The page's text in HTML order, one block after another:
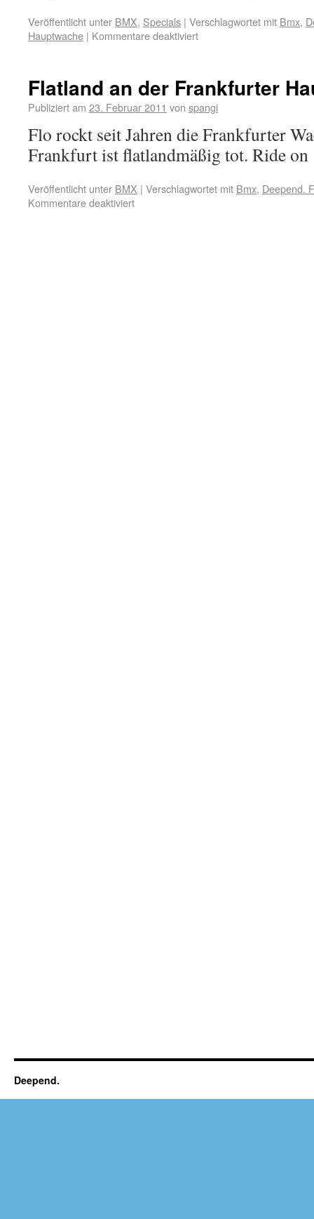
Veröffentlicht unter BMX, Specials | Verschlagwortet mit Bmx,
Hauptwache | Kommentare deaktiviert
Flatland an der Frankfurter
Publiziert am 23. Februar 2011 von spangi
Flo rockt seit Jahren die Frankfurter
Frankfurt ist flatlandmäßig tot. Ride on
Veröffentlicht unter BMX | Verschlagwortet mit Bmx, Deepend.
Kommentare deaktiviert
Deepend.